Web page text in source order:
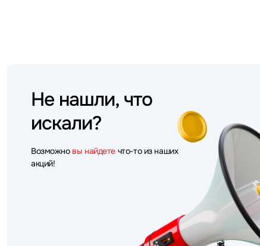
Не нашли, что
искали?
Возможно вы найдете что-то из наших
акций!